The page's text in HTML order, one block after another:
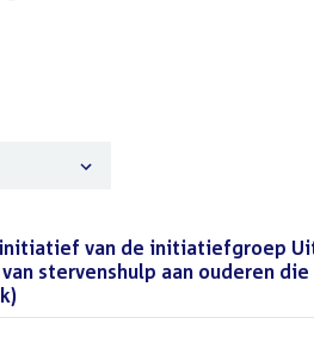
van de initiatiefgroep
stervenshulp aan ouderen die